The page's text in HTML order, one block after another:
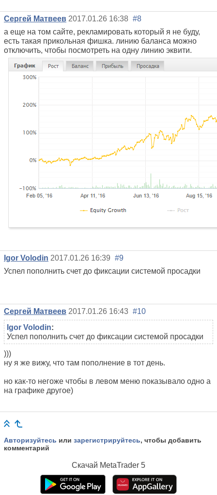
Сергей Матвеев 2017.01.26 16:38 #8
а еще на том сайте, рекламировать который я не буду,
есть такая прикольная фишка. линию баланса можно
отключить, чтобы посмотреть на одну линию эквити.
Igor Volodin 2017.01.26 16:39 #9
Успел пополнить счет до фиксации системой просадки
Сергей Матвеев 2017.01.26 16:43 #10
Igor Volodin:
Успел пополнить счет до фиксации системой просадки
)))
ну я же вижу, что там пополнение в тот день.
но как-то негоже чтобы в левом меню показывало одно а
на графике другое)
Авторизуйтесь или зарегистрируйтесь, чтобы добавить
комментарий
Скачай MetaTrader 5